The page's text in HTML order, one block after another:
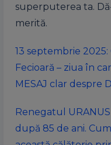
superputerea ta.
merită.
13 septembrie
Fecioară – ziua în
MESAJ clar despre
Renegatul
după 85 de ani.